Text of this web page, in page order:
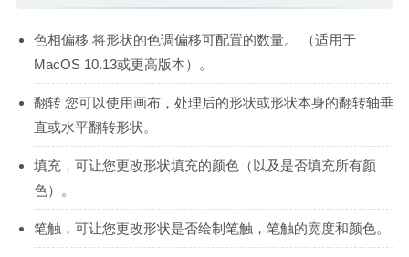
色相偏移 将形状的色调偏移可配置的数量。 （适用于
MacOS 10.13或更高版本）。
翻转 您可以使用画布，处理后的形状或形状本身的翻转轴垂
直或水平翻转形状。
填充，可让您更改形状填充的颜色（以及是否填充所有颜
色）。
笔触，可让您更改形状是否绘制笔触，笔触的宽度和颜色。